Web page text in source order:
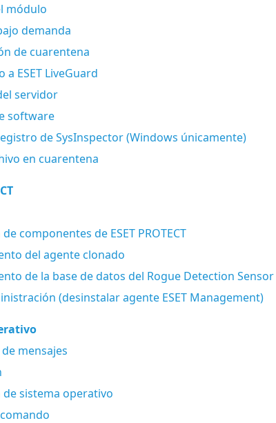
módulo
demanda
de cuarentena
a ESET LiveGuard
servidor
software
de SysInspector (Windows únicamente)
en cuarentena
componentes de ESET PROTECT
del agente clonado
de la base de datos del Rogue Detection Sensor
(desinstalar agente ESET Management)
mensajes
sistema operativo